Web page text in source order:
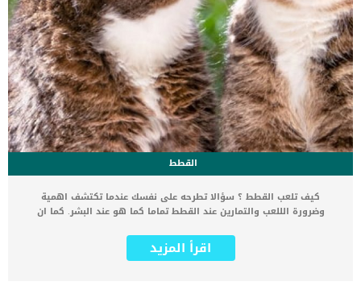
القطط
كيف تلعب القطط ؟ سؤالا تطرحه على نفسك عندما تكتشف اهمية
وضرورة الللعب والتمارين عند القطط تماما كما هو عند البشر. كما ان
على خروج الطاقة. الالعاب والتمارين التى تقوم بتطبيقها على القطط,
تعمل على تعديل سلوكها وتقوية صحتها وقدرتها العقلية. القطط ، مثل
اقرأ المزيد